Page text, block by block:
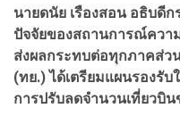
นายดนัย เรืองสอน อธิบดี
ปัจจัยของสถานการณ์ควา
ส่งผลกระทบต่อทุกภาคส่ว
(ทย.) ได้เตรียมแผนรองรั
การปรับลดจำนวนเที่ยวบิ